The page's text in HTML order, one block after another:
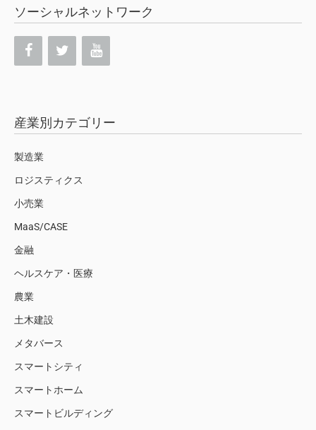
ソーシャルネットワーク
産業別カテゴリー
製造業
ロジスティクス
小売業
MaaS/CASE
金融
ヘルスケア・医療
農業
土木建設
メタバース
スマートシティ
スマートホーム
スマートビルディング